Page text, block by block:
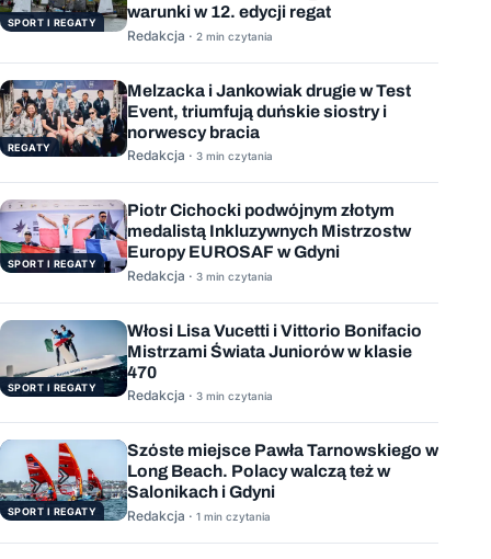
SPORT I REGATY
warunki w 12. edycji regat
Redakcja · 2 min czytania
REGATY
Melzacka i Jankowiak drugie w Test
Event, triumfują duńskie siostry i
norwescy bracia
Redakcja · 3 min czytania
SPORT I REGATY
Piotr Cichocki podwójnym złotym
medalistą Inkluzywnych Mistrzostw
Europy EUROSAF w Gdyni
Redakcja · 3 min czytania
SPORT I REGATY
Włosi Lisa Vucetti i Vittorio Bonifacio
Mistrzami Świata Juniorów w klasie
470
Redakcja · 3 min czytania
SPORT I REGATY
Szóste miejsce Pawła Tarnowskiego w
Long Beach. Polacy walczą też w
Salonikach i Gdyni
Redakcja · 1 min czytania